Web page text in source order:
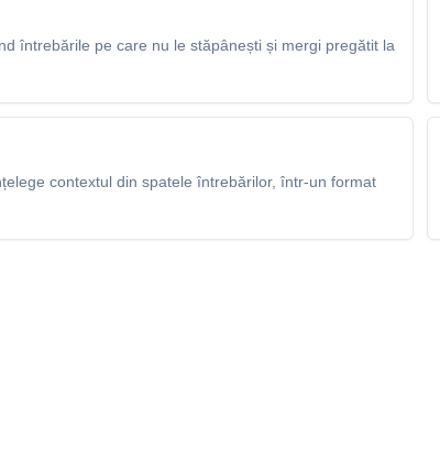
întrebările pe care nu le stăpânești și mergi pregătit la
contextul din spatele întrebărilor, într-un format